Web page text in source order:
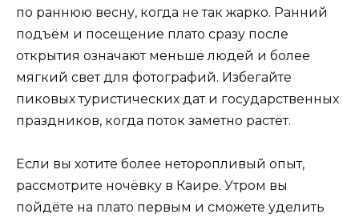
по раннюю весну, когда не так жарко. Ранний
подъём и посещение плато сразу после
открытия означают меньше людей и более
мягкий свет для фотографий. Избегайте
пиковых туристических дат и государственных
праздников, когда поток заметно растёт.
Если вы хотите более неторопливый опыт,
рассмотрите ночёвку в Каире. Утром вы
пойдёте на плато первым и сможете уделить